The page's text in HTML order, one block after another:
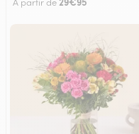
À partir de